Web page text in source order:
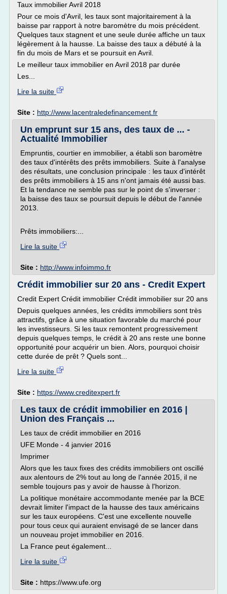
Taux immobilier Avril 2018
Pour ce mois d'Avril, les taux sont majoritairement à la
baisse par rapport à notre baromètre du mois précédent.
Quelques taux stagnent et une seule durée affiche un taux
légèrement à la hausse. La baisse des taux a débuté à la
fin du mois de Mars et se poursuit en Avril.
Le meilleur taux immobilier en Avril 2018 par durée
Les...
Lire la suite
Site : http://www.lacentraledefinancement.fr
Un emprunt sur 15 ans, des taux de ... -
Actualité Immobilier
Empruntis, courtier en immobilier, a établi son baromètre
des taux d'intérêts des prêts immobiliers. Suite à l'analyse
des résultats, une conclusion principale : les taux d'intérêt
des prêts immobiliers à 15 ans n'ont jamais été aussi bas.
Et la tendance ne semble pas sur le point de s'inverser :
la baisse des taux se poursuit depuis le début de l'année
2013.
Prêts immobiliers:...
Lire la suite
Site : http://www.infoimmo.fr
Crédit immobilier sur 20 ans - Credit Expert
Credit Expert Crédit immobilier Crédit immobilier sur 20 ans
Depuis quelques années, les crédits immobiliers sont très
attractifs, grâce à une situation favorable du marché pour
les investisseurs. Si les taux remontent progressivement
depuis quelques temps, le crédit à 20 ans reste une bonne
opportunité pour acquérir un bien. Alors, pourquoi choisir
cette durée de prêt ? Quels sont...
Lire la suite
Site : https://www.creditexpert.fr
Les taux de crédit immobilier en 2016 |
Union des Français ...
Les taux de crédit immobilier en 2016
UFE Monde - 4 janvier 2016
Imprimer
Alors que les taux fixes des crédits immobiliers ont oscillé
aux alentours de 2% tout au long de l'année 2015, il ne
semble toujours pas y avoir de hausse à l'horizon.
La politique monétaire accommodante menée par la BCE
devrait limiter l'impact de la hausse des taux américains
sur les taux européens. C'est une excellente nouvelle
pour tous ceux qui auraient envisagé de se lancer dans
un nouveau projet immobilier en 2016.
La France peut également...
Lire la suite
Site : https://www.ufe.org